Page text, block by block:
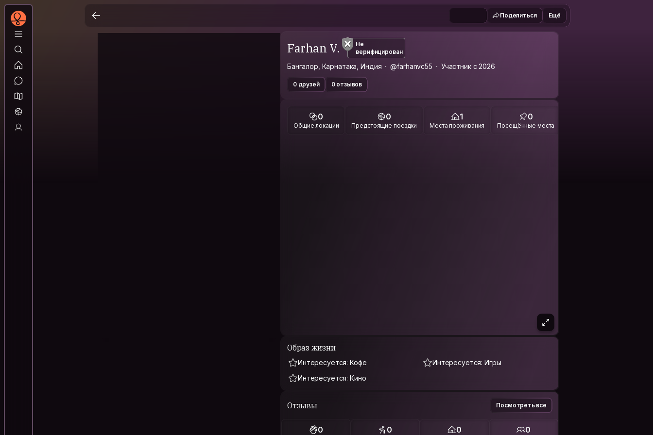
Поделиться Ещё
Farhan V.
Не
верифицирован
Бангалор, Карнатака, Индия @farhanvc55 Участник с 2026
0 друзей 0 отзывов
0
Общие локации
0
Предстоящие поездки
1
Места проживания
0
Посещённые места
Образ жизни
Интересуется: Кофе
Интересуется: Игры
Интересуется: Кино
Отзывы Посмотреть все
0 0 0 0